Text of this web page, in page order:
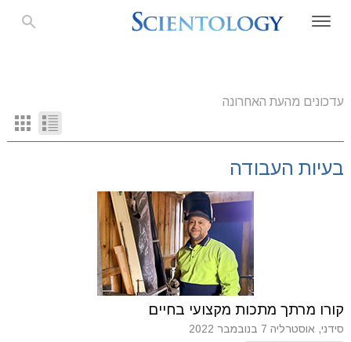
עדכונים מהעת האחרונה
בעיות העבודה
קורו מרתך מתכות מקצועי בחיים
סידני, אוסטרליה 7 בנובמבר 2022